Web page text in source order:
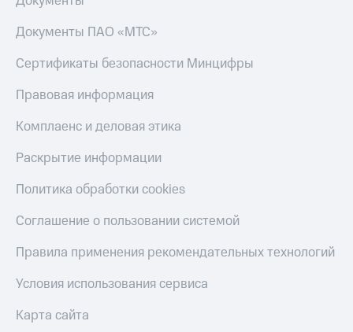
Документы ПАО «МТС»
Сертификаты безопасности Минцифры
Правовая информация
Комплаенс и деловая этика
Раскрытие информации
Политика обработки cookies
Соглашение о пользовании системой
Правила применения рекомендательных технологий
Условия использования сервиса
Карта сайта